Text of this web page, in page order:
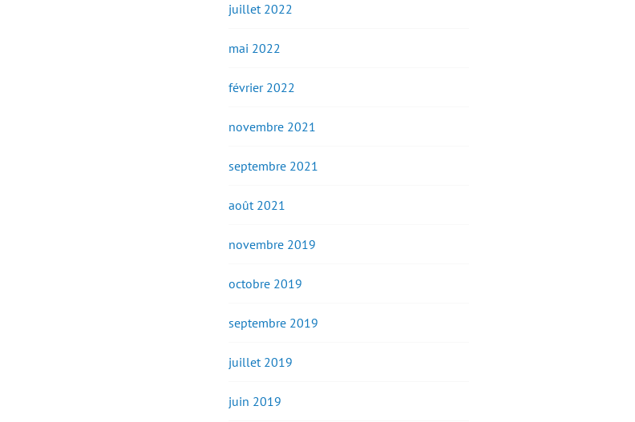
juillet 2022
mai 2022
février 2022
novembre 2021
septembre 2021
août 2021
novembre 2019
octobre 2019
septembre 2019
juillet 2019
juin 2019